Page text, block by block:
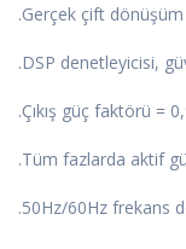
.Gerçek çift dönüşüm
.DSP denetleyicisi,
.Çıkış güç faktörü =
.Tüm fazlarda aktif
.50Hz/60Hz frekans